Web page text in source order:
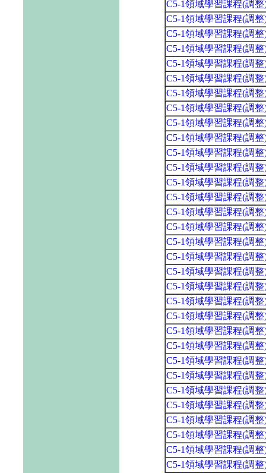
C5-1領域學習課程(調
C5-1領域學習課程(調
C5-1領域學習課程(調
C5-1領域學習課程(調
C5-1領域學習課程(調
C5-1領域學習課程(調
C5-1領域學習課程(調
C5-1領域學習課程(調
C5-1領域學習課程(調
C5-1領域學習課程(調
C5-1領域學習課程(調
C5-1領域學習課程(調
C5-1領域學習課程(調
C5-1領域學習課程(調
C5-1領域學習課程(調
C5-1領域學習課程(調
C5-1領域學習課程(調
C5-1領域學習課程(調
C5-1領域學習課程(調
C5-1領域學習課程(調
C5-1領域學習課程(調
C5-1領域學習課程(調
C5-1領域學習課程(調
C5-1領域學習課程(調
C5-1領域學習課程(調
C5-1領域學習課程(調
C5-1領域學習課程(調
C5-1領域學習課程(調
C5-1領域學習課程(調
C5-1領域學習課程(調
C5-1領域學習課程(調
C5-1領域學習課程(調